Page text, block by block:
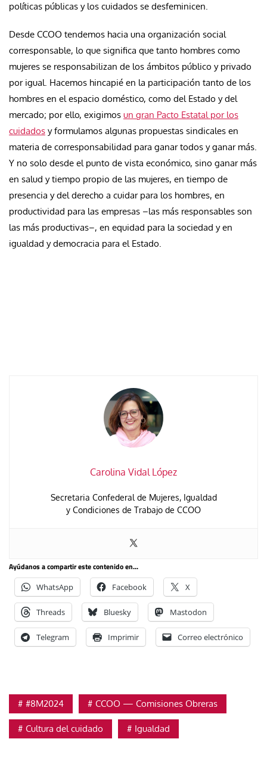
políticas públicas y los cuidados se desfeminicen.
Desde CCOO tendemos hacia una organización social
corresponsable, lo que significa que tanto hombres como
mujeres se responsabilizan de los ámbitos público y privado
por igual. Hacemos hincapié en la participación tanto de los
hombres en el espacio doméstico, como del Estado y del
mercado; por ello, exigimos un gran Pacto Estatal por los
cuidados y formulamos algunas propuestas sindicales en
materia de corresponsabilidad para ganar todos y ganar más.
Y no solo desde el punto de vista económico, sino ganar más
en salud y tiempo propio de las mujeres, en tiempo de
presencia y del derecho a cuidar para los hombres, en
productividad para las empresas –las más responsables son
las más productivas–, en equidad para la sociedad y en
igualdad y democracia para el Estado.
Carolina Vidal López
Secretaria Confederal de Mujeres, Igualdad
y Condiciones de Trabajo de CCOO
Ayúdanos a compartir este contenido en...
WhatsApp Facebook X
Threads Bluesky Mastodon
Telegram Imprimir Correo electrónico
#8M2024 CCOO — Comisiones Obreras
Cultura del cuidado Igualdad